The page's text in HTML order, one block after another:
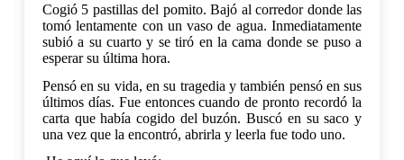
Cogió 5 pastillas del pomito. Bajó al corredor donde las
tomó lentamente con un vaso de agua. Inmediatamente
subió a su cuarto y se tiró en la cama donde se puso a
esperar su última hora.
Pensó en su vida, en su tragedia y también pensó en sus
últimos días. Fue entonces cuando de pronto recordó la
carta que había cogido del buzón. Buscó en su saco y
una vez que la encontró, abrirla y leerla fue todo uno.